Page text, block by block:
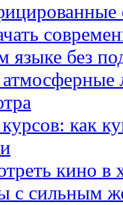
языке без
как
кино в
с сильным